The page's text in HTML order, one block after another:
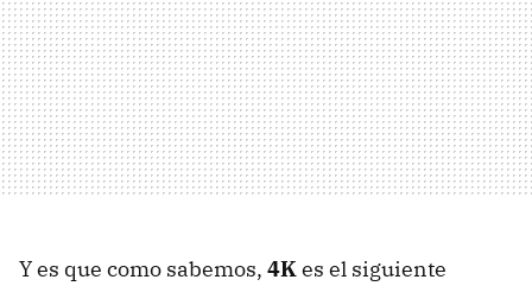
Y es que como sabemos, 4Kes el siguiente